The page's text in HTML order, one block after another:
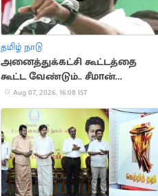
தமிழ் நாடு
அனைத்துக்கட்சி கூட்டத்தை
கூட்ட வேண்டும்.. சீமான்
வலியுறுத்தல்
Aug 07, 2026, 16:08 IST